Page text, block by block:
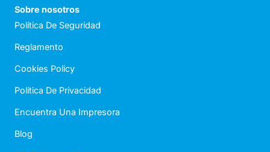
Sobre nosotros
Política De Seguridad
Reglamento
Cookies Policy
Política De Privacidad
Encuentra Una Impresora
Blog